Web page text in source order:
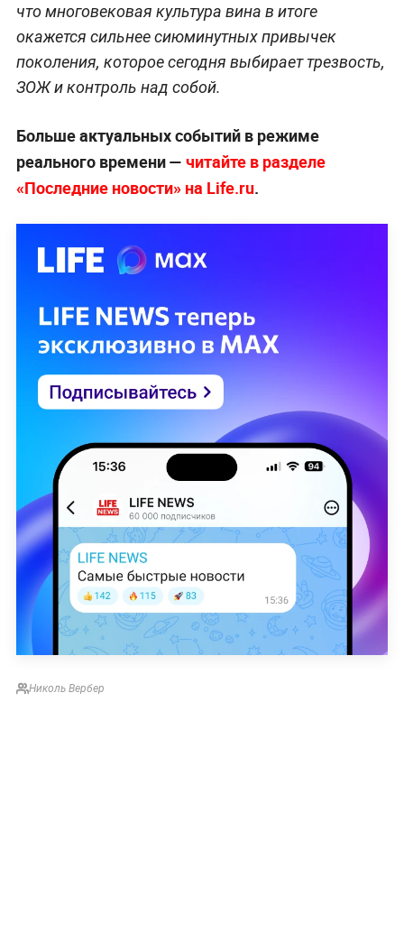
что многовековая культура вина в итоге
окажется сильнее сиюминутных привычек
поколения, которое сегодня выбирает трезвость,
ЗОЖ и контроль над собой.
Больше актуальных событий в режиме
реального времени — читайте в разделе
«Последние новости» на Life.ru.
Николь Вербер